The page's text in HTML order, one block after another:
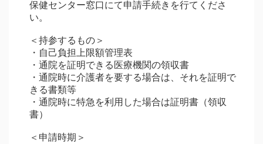
保健センター窓口にて申請手続きを行てくださ
い。
＜持参するもの＞
・自己負担上限額管理表
・通院を証明できる医療機関の領収書
・通院時に介護者を要する場合は、それを証明で
きる書類等
・通院時に特急を利用した場合は証明書（領収
書）
＜申請時期＞